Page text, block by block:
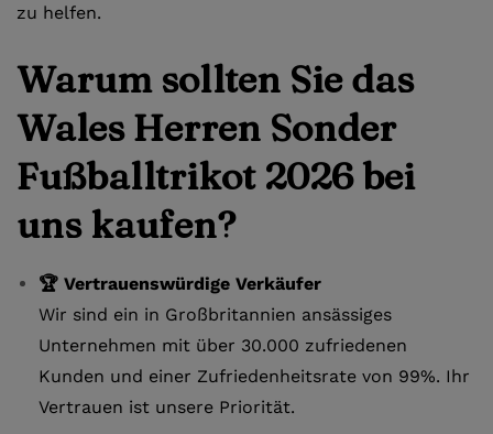
zu helfen.
Warum sollten Sie das
Wales Herren Sonder
Fußballtrikot 2026 bei
uns kaufen?
🏆 Vertrauenswürdige Verkäufer
Wir sind ein in Großbritannien ansässiges
Unternehmen mit über 30.000 zufriedenen
Kunden und einer Zufriedenheitsrate von 99%. Ihr
Vertrauen ist unsere Priorität.